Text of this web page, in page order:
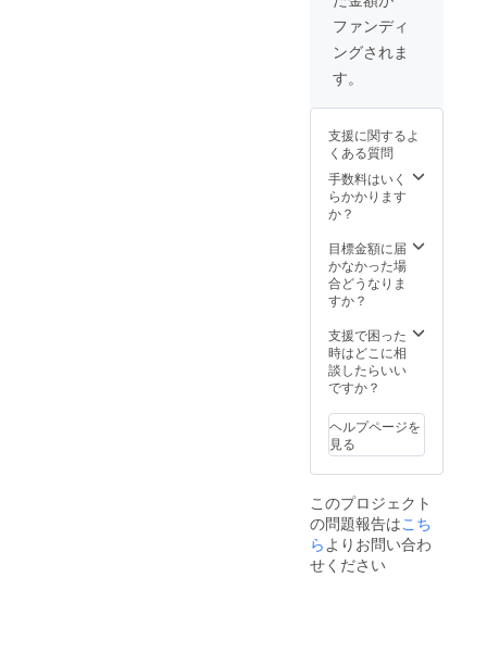
才未満
の方は
購入不
可とな
保在庫
分が
場合に
を致し
ます。
■内容
BIVRO
ST アル
フハイ
極 シン
グルモ
ルトウ
46% /
500ml ×
1本（販
売予定
29,000
BIVRO
ST 北極
44% /
500ml ×
1本（通
常販売
円オフ
にてご
提供致
62,000
円 →
39,000
円
（税・
送料込
は製品
本体の
販売予
売価格
に対す
るもの
です。
ウド
ファン
ディン
グにお
のプロ
ジェク
トにて
「BIVR
OSTア
す。
87,000
円 →
（税・
み） ※
割引率
は製品
本体の
及び販
売価格
に対す
本クラ
ウド
ファン
ディン
けるこ
のプロ
ジェク
トにて
OSTア
ルフハ
イム北
極シン
グルモ
のみ販
売予定
価格か
円オフ
提供致
しま
す。
393,000
円
（税・
送料込
はすで
に完売
してい
る貴重
リーズ
のシン
グルモ
ルトウ
キー第2
番目か
ら最新
作の第8
番目ま
ファンディ
ングされま
す。
支援に関するよ
くある質問
手数料はいく
らかかります
か？
目標金額に届
かなかった場
合どうなりま
すか？
支援で困った
時はどこに相
談したらいい
ですか？
ヘルプページを
見る
このプロジェクト
の問題報告はこち
らよりお問い合わ
せください